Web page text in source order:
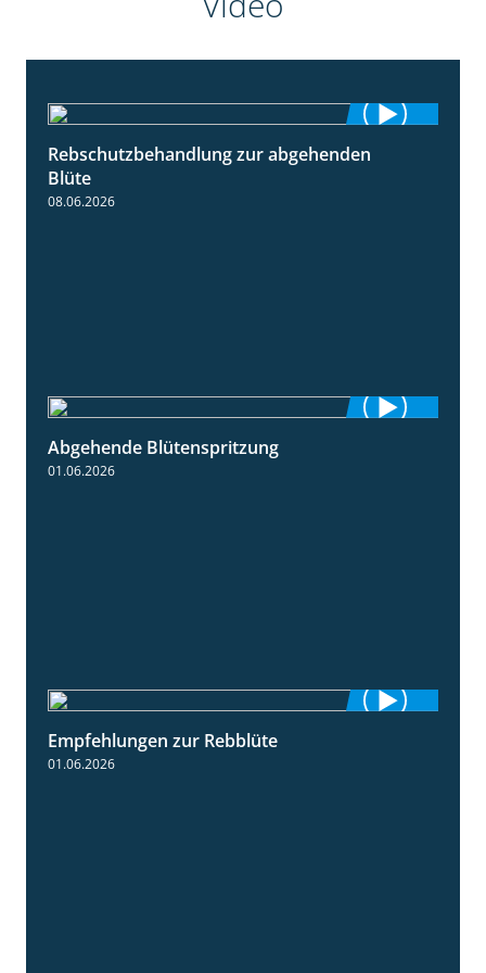
3:06
Rebschutzbehandlung zur abgehenden
Blüte
08.06.2026
Abgehende Blütenspritzung
01.06.2026
Empfehlungen zur Rebblüte
01.06.2026